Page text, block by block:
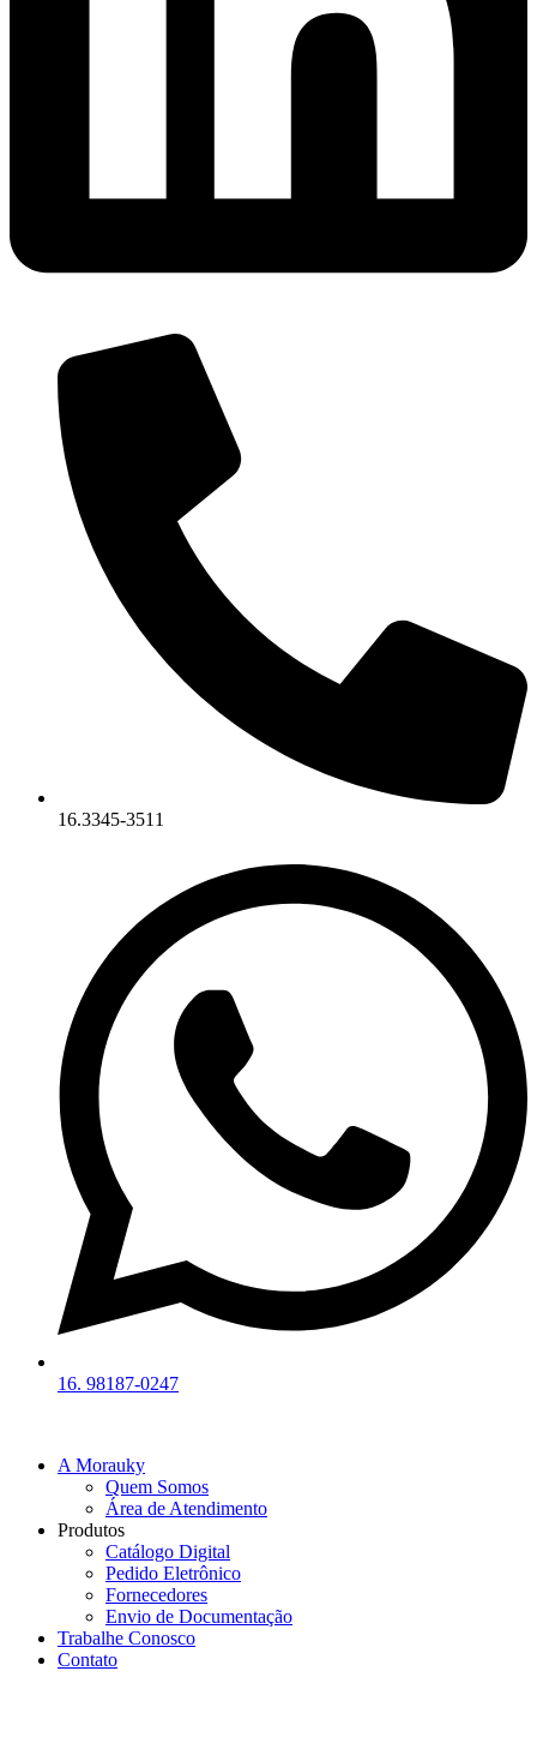
16.3345-3511
16. 98187-0247
A Morauky
Quem Somos
Área de Atendimento
Produtos
Catálogo Digital
Pedido Eletrônico
Fornecedores
Envio de Documentação
Trabalhe Conosco
Contato